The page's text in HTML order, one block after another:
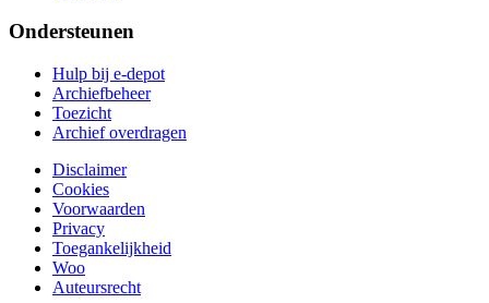
Ondersteunen
Hulp bij e-depot
Archiefbeheer
Toezicht
Archief overdragen
Disclaimer
Cookies
Voorwaarden
Privacy
Toegankelijkheid
Woo
Auteursrecht